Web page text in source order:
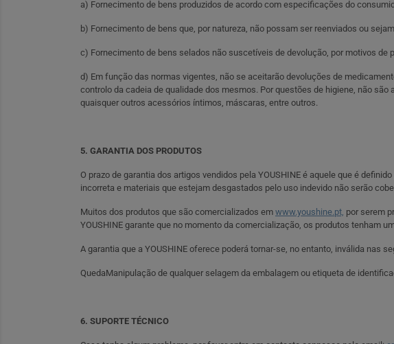
a) Fornecimento de bens produzidos de acordo com especificações do
b) Fornecimento de bens que, por natureza, não possam ser reenviados ou
c) Fornecimento de bens selados não suscetíveis de devolução, por motivos de
d) Em função das normas vigentes, não se aceitarão devoluções de
controlo da cadeia de qualidade dos mesmos. Por questões de higiene, não
quaisquer outros acessórios íntimos, máscaras, entre outros.
5. GARANTIA DOS PRODUTOS
O prazo de garantia dos artigos vendidos pela YOUSHINE é aquele que é
incorreta e materiais que estejam desgastados pelo uso indevido não serão
Muitos dos produtos que são comercializados em www.youshine.pt, por serem
YOUSHINE garante que no momento da comercialização, os produtos tenham
A garantia que a YOUSHINE oferece poderá tornar-se, no entanto, inválida nas
QuedaManipulação de qualquer selagem da embalagem ou etiqueta de
6. SUPORTE TÉCNICO